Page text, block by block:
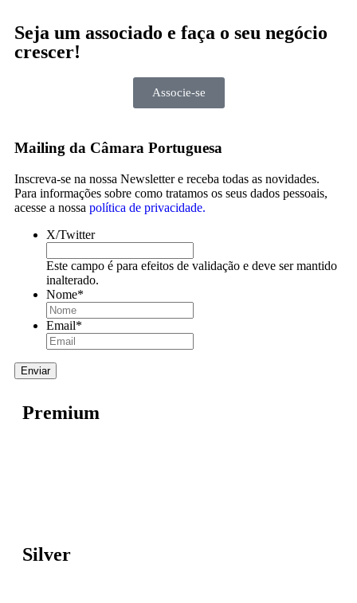
Seja um associado e faça o seu negócio
crescer!
Associe-se
Mailing da Câmara Portuguesa
Inscreva-se na nossa Newsletter e receba todas as novidades.
Para informações sobre como tratamos os seus dados pessoais,
acesse a nossa política de privacidade.
X/Twitter
Este campo é para efeitos de validação e deve ser mantido
inalterado.
Nome*
Email*
Premium
Silver